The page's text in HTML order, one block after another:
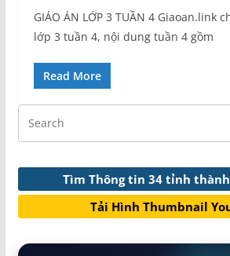
GIÁO ÁN LỚP 3 TUẦN 4 Giaoan.link
lớp 3 tuần 4, nội dung tuần 4 gồm
Read More
Tìm Thông tin 34 tỉnh
Tải Hình Thumbnail